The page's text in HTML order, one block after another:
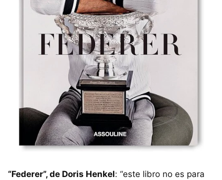
“Federer”, de Doris Henkel: “este libro no es para